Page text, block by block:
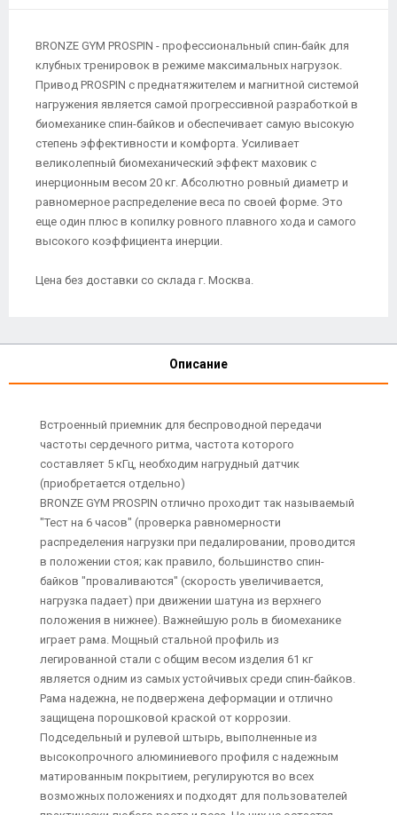
BRONZE GYM PROSPIN - профессиональный спин-байк для
клубных тренировок в режиме максимальных нагрузок.
Привод PROSPIN с преднатяжителем и магнитной системой
нагружения является самой прогрессивной разработкой в
биомеханике спин-байков и обеспечивает самую высокую
степень эффективности и комфорта. Усиливает
великолепный биомеханический эффект маховик с
инерционным весом 20 кг. Абсолютно ровный диаметр и
равномерное распределение веса по своей форме. Это
еще один плюс в копилку ровного плавного хода и самого
высокого коэффициента инерции.
Цена без доставки со склада г. Москва.
Описание
Встроенный приемник для беспроводной передачи
частоты сердечного ритма, частота которого
составляет 5 кГц, необходим нагрудный датчик
(приобретается отдельно)
BRONZE GYM PROSPIN отлично проходит так называемый
"Тест на 6 часов" (проверка равномерности
распределения нагрузки при педалировании, проводится
в положении стоя; как правило, большинство спин-
байков "проваливаются" (скорость увеличивается,
нагрузка падает) при движении шатуна из верхнего
положения в нижнее). Важнейшую роль в биомеханике
играет рама. Мощный стальной профиль из
легированной стали с общим весом изделия 61 кг
является одним из самых устойчивых среди спин-байков.
Рама надежна, не подвержена деформации и отлично
защищена порошковой краской от коррозии.
Подседельный и рулевой штырь, выполненные из
высокопрочного алюминиевого профиля с надежным
матированным покрытием, регулируются во всех
возможных положениях и подходят для пользователей